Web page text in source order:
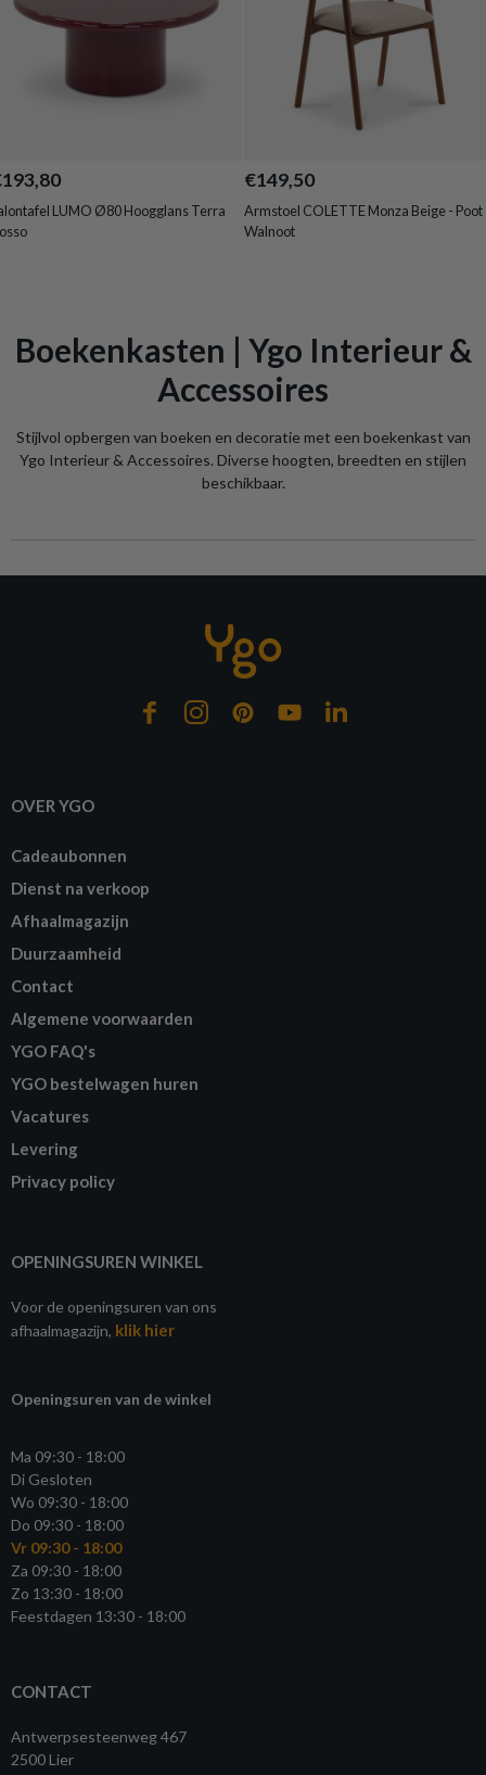
LUMO Ø80 Hoogglans Terra
€149,50
Armstoel COLETTE Monza Beige - Poot
Walnoot
Boekenkasten | Ygo Interieur &
Accessoires
Stijlvol opbergen van boeken en decoratie met een boekenkast van
Ygo Interieur & Accessoires. Diverse hoogten, breedten en stijlen
beschikbaar.
OVER YGO
Cadeaubonnen
Dienst na verkoop
Afhaalmagazijn
Duurzaamheid
Contact
Algemene voorwaarden
YGO FAQ's
YGO bestelwagen huren
Vacatures
Levering
Privacy policy
OPENINGSUREN WINKEL
Voor de openingsuren van ons
afhaalmagazijn, klik hier
Openingsuren van de winkel
Ma 09:30 - 18:00
Di Gesloten
Wo 09:30 - 18:00
Do 09:30 - 18:00
Vr 09:30 - 18:00
Za 09:30 - 18:00
Zo 13:30 - 18:00
Feestdagen 13:30 - 18:00
CONTACT
Antwerpsesteenweg 467
2500 Lier